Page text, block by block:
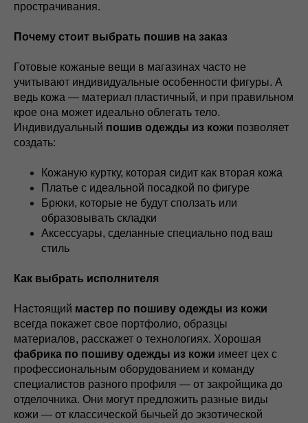
прострачивания.
Почему стоит выбрать пошив на заказ
Готовые кожаные вещи в магазинах часто не
учитывают индивидуальные особенности фигуры. А
ведь кожа — материал пластичный, и при правильном
крое она может идеально облегать тело.
Индивидуальный пошив одежды из кожи позволяет
создать:
Кожаную куртку, которая сидит как вторая кожа
Платье с идеальной посадкой по фигуре
Брюки, которые не будут сползать или
образовывать складки
Аксессуары, сделанные специально под ваш
стиль
Как выбрать исполнителя
Настоящий мастер по пошиву одежды из кожи
всегда покажет свое портфолио, образцы
материалов, расскажет о технологиях. Хорошая
фабрика по пошиву одежды из кожи имеет цех с
профессиональным оборудованием и команду
специалистов разного профиля — от закройщика до
отделочника. Они могут предложить разные виды
кожи — от классической бычьей до экзотической